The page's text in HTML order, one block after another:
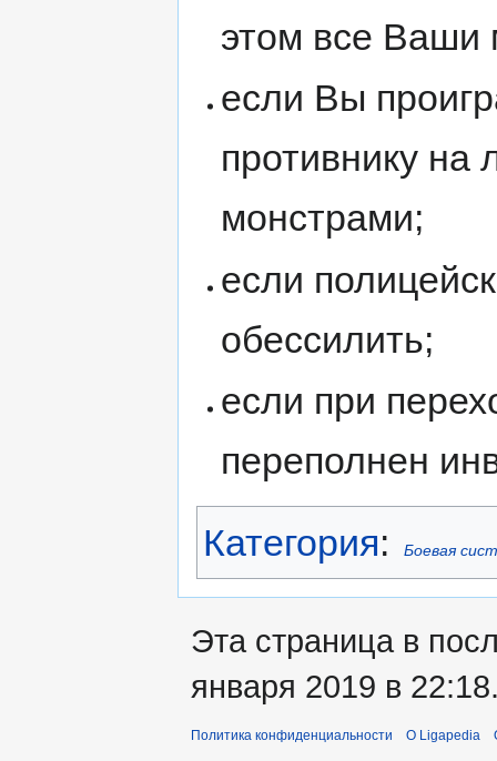
этом все Ваши
если Вы
противнику на
монстрами;
если
обессилить;
если при
переполнен
Категория: Боевая
Эта страница в
января 2019 в
Политика конфиденциальности О Ligapedia